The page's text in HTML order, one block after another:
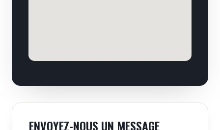
ENVOYEZ-NOUS UN MESSAGE